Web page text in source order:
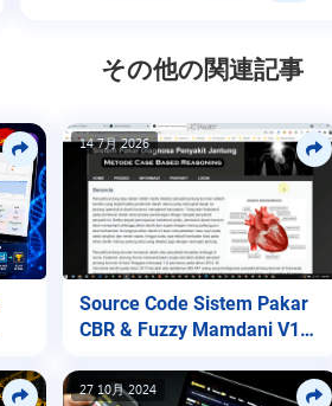
その他の関連記事
14 7月 2026
Source Code Sistem Pakar
CBR & Fuzzy Mamdani V1
27 10月 2024